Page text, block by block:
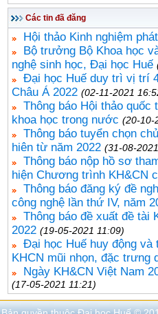
Các tin đã đăng
Hội thảo Kinh nghiệm
Bộ trưởng Bộ Khoa học
nghệ sinh học, Đại học Huế
Đại học Huế duy trì vị trí
Châu Á 2022 (02-11-2021
Thông báo Hội thảo quốc
khoa học trong nước (20-10-
Thông báo tuyển chọn
hiên từ năm 2022 (31-08-
Thông báo nộp hồ sơ
hiện Chương trình KH&CN
Thông báo đăng ký đề
công nghệ lần thứ IV, năm
Thông báo đề xuất đề tài
2022 (19-05-2021 11:09)
Đại học Huế huy động và
KHCN mũi nhọn, đặc trưng
Ngày KH&CN Việt Nam
(17-05-2021 11:21)